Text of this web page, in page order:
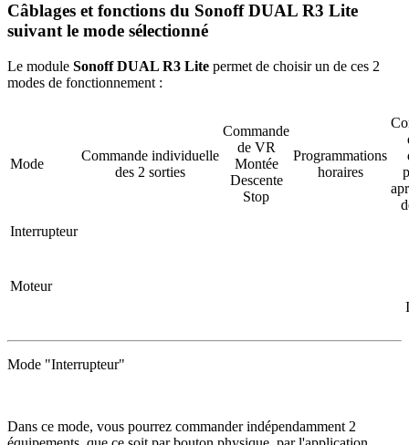
Câblages et fonctions du Sonoff DUAL R3 Lite
suivant le mode sélectionné
Le module Sonoff DUAL R3 Lite permet de choisir un de ces 2
modes de fonctionnement :
Mode
Commande individuelle
des 2 sorties
Commande
de VR
Montée
Descente
Stop
Programmations
horaires
Interrupteur
Moteur
Mode "Interrupteur"
Dans ce mode, vous pourrez commanderindépendamment 2